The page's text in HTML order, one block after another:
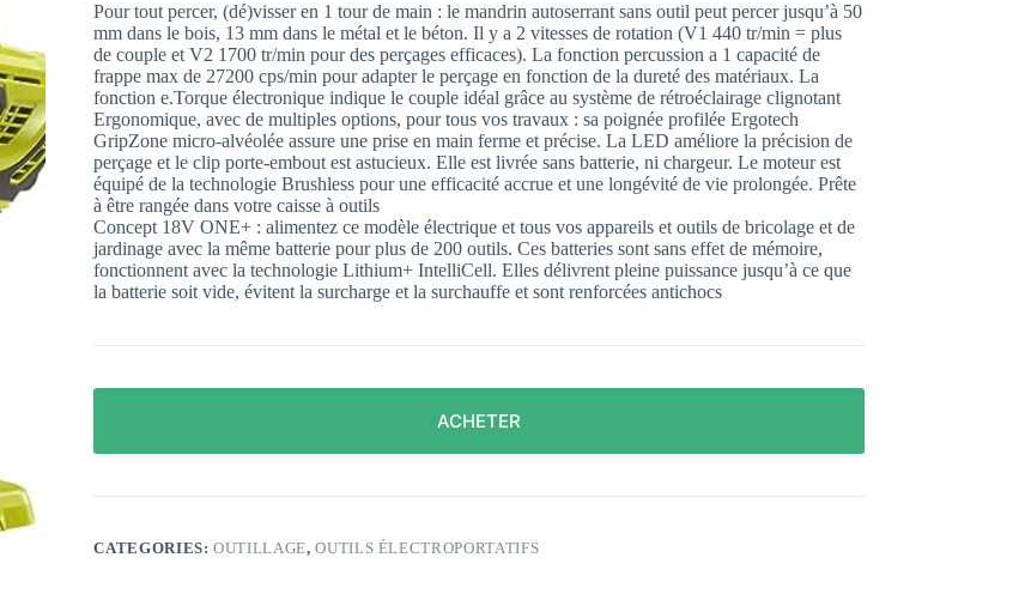
Pour tout percer, (dé)visser en 1 tour de main : le mandrin autoserrant sans outil peut percer jusqu’à 50
mm dans le bois, 13 mm dans le métal et le béton. Il y a 2 vitesses de rotation (V1 440 tr/min = plus
de couple et V2 1700 tr/min pour des perçages efficaces). La fonction percussion a 1 capacité de
frappe max de 27200 cps/min pour adapter le perçage en fonction de la dureté des matériaux. La
fonction e.Torque électronique indique le couple idéal grâce au système de rétroéclairage clignotant
Ergonomique, avec de multiples options, pour tous vos travaux : sa poignée profilée Ergotech
GripZone micro-alvéolée assure une prise en main ferme et précise. La LED améliore la précision de
perçage et le clip porte-embout est astucieux. Elle est livrée sans batterie, ni chargeur. Le moteur est
équipé de la technologie Brushless pour une efficacité accrue et une longévité de vie prolongée. Prête
à être rangée dans votre caisse à outils
Concept 18V ONE+ : alimentez ce modèle électrique et tous vos appareils et outils de bricolage et de
jardinage avec la même batterie pour plus de 200 outils. Ces batteries sont sans effet de mémoire,
fonctionnent avec la technologie Lithium+ IntelliCell. Elles délivrent pleine puissance jusqu’à ce que
la batterie soit vide, évitent la surcharge et la surchauffe et sont renforcées antichocs
ACHETER
CATEGORIES:OUTILLAGE,OUTILS ÉLECTROPORTATIFS